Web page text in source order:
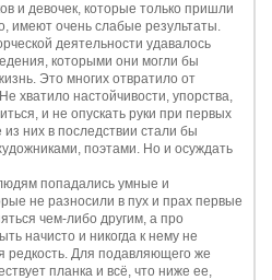
и девочек, которые только пришли
имеют очень слабые результаты.
деятельности удавалось
которыми они могли бы
Это многих отвратило от
хватило настойчивости, упорства,
и не опускать руки при первых
них в последствии стали бы
поэтами. Но и осуждать
попадались умные и
не разносили в пух и прах первые
чем-либо другим, а про
начисто и никогда к нему не
редкость. Для подавляющего же
планка и всё, что ниже ее,